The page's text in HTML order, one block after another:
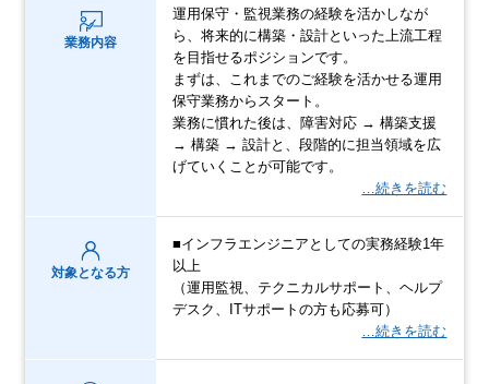
業務内容
運用保守・監視業務の経験を活かしなが
ら、将来的に構築・設計といった上流工程
を目指せるポジションです。
まずは、これまでのご経験を活かせる運用
保守業務からスタート。
業務に慣れた後は、障害対応 → 構築支援
→ 構築 → 設計と、段階的に担当領域を広
げていくことが可能です。
…続きを読む
対象となる方
■インフラエンジニアとしての実務経験1年
以上
（運用監視、テクニカルサポート、ヘルプ
デスク、ITサポートの方も応募可）
…続きを読む